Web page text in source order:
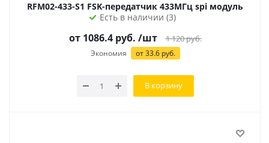
RFM02-433-S1 FSK-передатчик 433МГц spi модуль
Есть в наличии (3)
от 1086.4 руб. /шт 1 120руб.
Экономия от 33.6 руб.
В корзину